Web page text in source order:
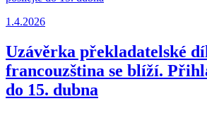
1.4.2026
Uzávěrka překladatelské
francouzština se blíží.
do 15. dubna